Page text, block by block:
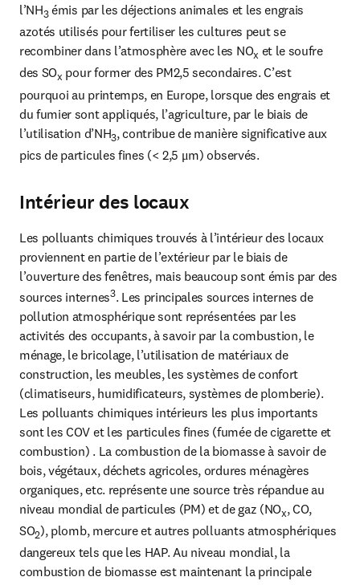
l’NH3 émis par les déjections animales et les engrais
azotés utilisés pour fertiliser les cultures peut se
recombiner dans l’atmosphère avec les NOx et le soufre
des SOx pour former des PM2,5 secondaires. C’est
pourquoi au printemps, en Europe, lorsque des engrais et
du fumier sont appliqués, l’agriculture, par le biais de
l’utilisation d’NH3, contribue de manière significative aux
pics de particules fines (< 2,5 μm) observés.
Intérieur des locaux
Les polluants chimiques trouvés à l’intérieur des locaux
proviennent en partie de l’extérieur par le biais de
l’ouverture des fenêtres, mais beaucoup sont émis par des
sources internes3. Les principales sources internes de
pollution atmosphérique sont représentées par les
activités des occupants, à savoir par la combustion, le
ménage, le bricolage, l’utilisation de matériaux de
construction, les meubles, les systèmes de confort
(climatiseurs, humidificateurs, systèmes de plomberie).
Les polluants chimiques intérieurs les plus importants
sont les COV et les particules fines (fumée de cigarette et
combustion) . La combustion de la biomasse à savoir de
bois, végétaux, déchets agricoles, ordures ménagères
organiques, etc. représente une source très répandue au
niveau mondial de particules (PM) et de gaz (NOx, CO,
SO2), plomb, mercure et autres polluants atmosphériques
dangereux tels que les HAP. Au niveau mondial, la
combustion de biomasse est maintenant la principale